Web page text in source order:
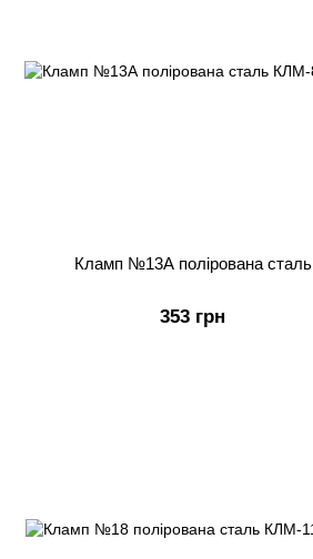
Кламп №13А полірована сталь
353 грн